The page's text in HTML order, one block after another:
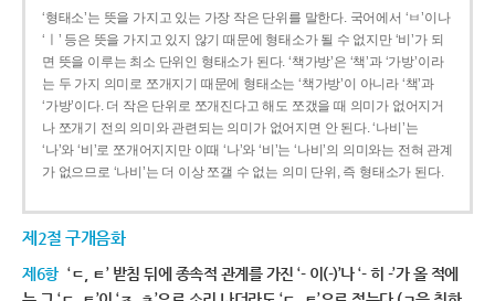
‘형태소’는 뜻을 가지고 있는 가장 작은 단위를 말한다. 국어에서 ‘ㅂ’이나
‘ㅣ’ 등은 뜻을 가지고 있지 않기 때문에 형태소가 될 수 없지만 ‘비’가 되
면 뜻을 이루는 최소 단위인 형태소가 된다. ‘책가방’은 ‘책’과 ‘가방’이라
는 두 가지 의미로 쪼개지기 때문에 형태소는 ‘책가방’이 아니라 ‘책’과
‘가방’이다. 더 작은 단위로 쪼개진다고 해도 쪼갰을 때 의미가 없어지거
나 쪼개기 전의 의미와 관련되는 의미가 없어지면 안 된다. ‘나비’는
‘나’와 ‘비’로 쪼개어지지만 이때 ‘나’와 ‘비’는 ‘나비’의 의미와는 전혀 관계
가 없으므로 ‘나비’는 더 이상 쪼갤 수 없는 의미 단위, 즉 형태소가 된다.
제2절 구개음화
제6항 ‘ㄷ, ㅌ’ 받침 뒤에 종속적 관계를 가진 ‘- 이(-)’나 ‘- 히 -’가 올 적에